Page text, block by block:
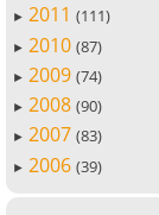
► 2011 (111)
► 2010 (87)
► 2009 (74)
► 2008 (90)
► 2007 (83)
► 2006 (39)